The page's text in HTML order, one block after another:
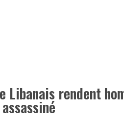
Libanais rendent